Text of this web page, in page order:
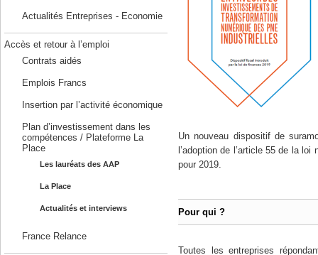
Actualités Entreprises - Economie
Accès et retour à l’emploi
Contrats aidés
Emplois Francs
Insertion par l’activité économique
Plan d’investissement dans les
compétences / Plateforme La
Place
Les lauréats des AAP
La Place
Actualités et interviews
France Relance
Un nouveau dispositif de
l’adoption de l’article 55 de la
pour 2019.
Pour qui ?
Toutes les entreprises